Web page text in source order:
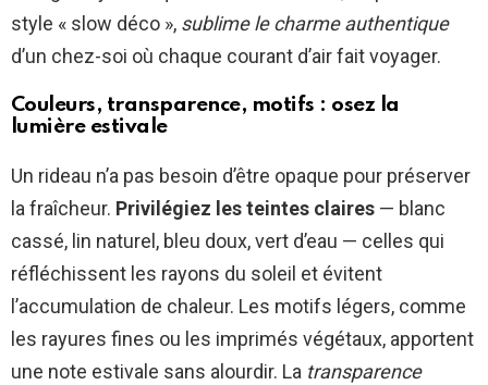
style « slow déco », sublime le charme authentique
d’un chez-soi où chaque courant d’air fait voyager.
Couleurs, transparence, motifs : osez la
lumière estivale
Un rideau n’a pas besoin d’être opaque pour préserver
la fraîcheur. Privilégiez les teintes claires — blanc
cassé, lin naturel, bleu doux, vert d’eau — celles qui
réfléchissent les rayons du soleil et évitent
l’accumulation de chaleur. Les motifs légers, comme
les rayures fines ou les imprimés végétaux, apportent
une note estivale sans alourdir. La transparence